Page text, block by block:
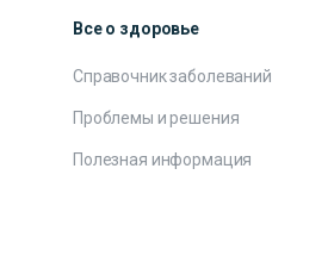
Все о здоровье
Справочник заболеваний
Проблемы и решения
Полезная информация